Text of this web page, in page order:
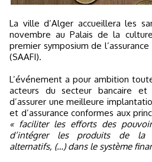
La ville d’Alger accueillera les samedi 24 et dimanche 25
novembre au Palais de la
premier symposium de
(SAAFI).
L’événement a pour ambition
acteurs du secteur bancaire
d’assurer une meilleure
et d’assurance conformes aux
« faciliter les efforts des
d’intégrer les produits de la
alternatifs, (…) dans le système